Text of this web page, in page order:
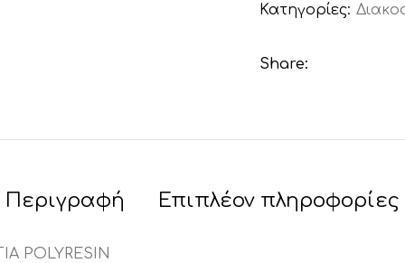
Κατηγορίες:
Share:
Περιγραφή Επιπλέον πληροφορίες
POLYRESIN